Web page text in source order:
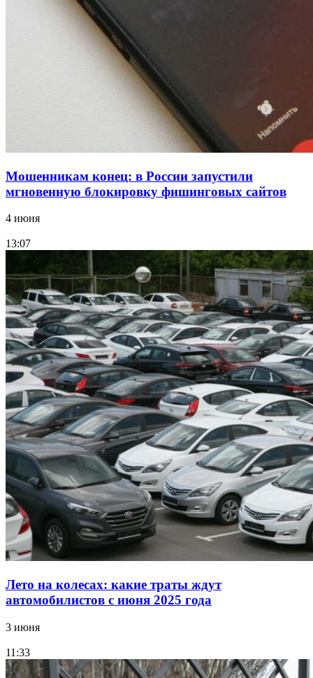
Волгоградские компании нарастили экспорт:
заключены контракты на 3,6 млн долларов
Мошенникам конец: в России запустили
мгновенную блокировку фишинговых сайтов
4 июня
13:07
Лето на колесах: какие траты ждут
автомобилистов с июня 2025 года
3 июня
11:33